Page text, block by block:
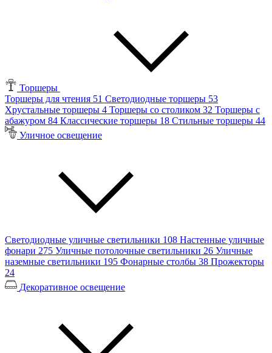
Торшеры
Торшеры для чтения 51 Светодиодные торшеры 53
Хрустальные торшеры 4 Торшеры со столиком 32 Торшеры с
абажуром 84 Классические торшеры 18 Стильные торшеры 44
Уличное освещение
Светодиодные уличные светильники 108 Настенные уличные
фонари 275 Уличные потолочные светильники 26 Уличные
наземные светильники 195 Фонарные столбы 38 Прожекторы
24
Декоративное освещение